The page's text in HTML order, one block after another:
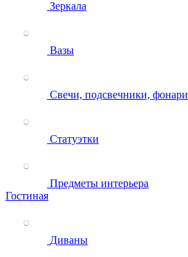
Зеркала
Вазы
Свечи, подсвечники, фонари
Статуэтки
Предметы интерьера
Гостиная
Диваны